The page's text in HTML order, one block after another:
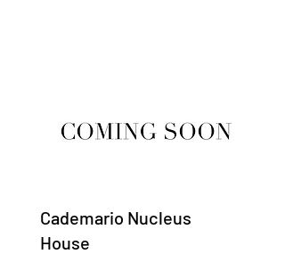
Cademario Nucleus
House